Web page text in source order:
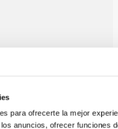
para ofrecerte la mejor
anuncios, ofrecer funciones